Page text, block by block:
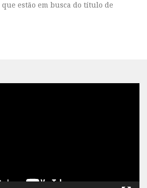
que estão em busca do título de